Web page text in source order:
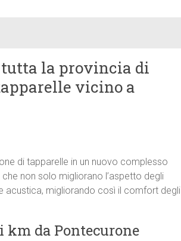
la provincia di
vicino a
di tapparelle in un nuovo complesso
non solo migliorano l’aspetto degli
acustica, migliorando così il comfort degli
km da Pontecurone